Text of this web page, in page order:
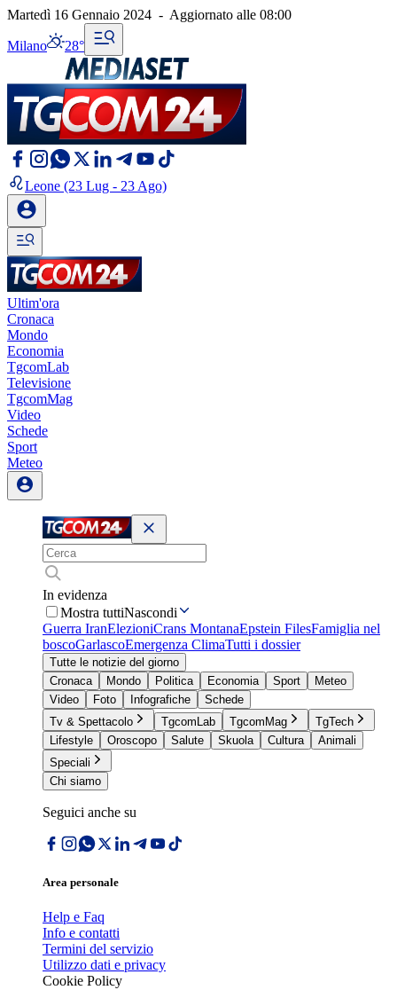
Martedì 16 Gennaio 2024 - Aggiornato alle 08:00
Milano 28°
Leone (23 Lug - 23 Ago)
Ultim'ora
Cronaca
Mondo
Economia
TgcomLab
Televisione
TgcomMag
Video
Schede
Sport
Meteo
In evidenza
Mostra tuttiNascondi
Guerra IranElezioniCrans MontanaEpstein FilesFamiglia nel
boscoGarlascoEmergenza ClimaTutti i dossier
Tutte le notizie del giorno
Cronaca
Mondo Politica Economia Sport
Meteo
Video
Foto Infografiche
Schede
Tv & Spettacolo
TgcomLab TgcomMag
TgTech
Lifestyle
Oroscopo Salute Skuola Cultura
Animali
Speciali
Chi siamo
Seguici anche su
Area personale
Help e Faq
Info e contatti
Termini del servizio
Utilizzo dati e privacy
Cookie Policy